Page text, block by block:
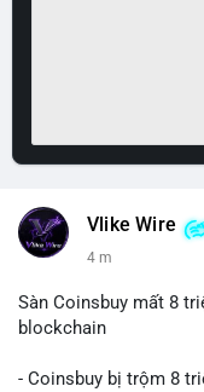
Vlike Wire
4 m
Sàn Coinsbuy mất 8
blockchain
- Coinsbuy bị trộm 8